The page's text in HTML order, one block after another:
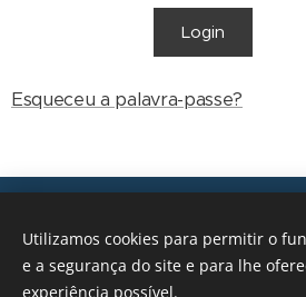
Login
Esqueceu a palavra-passe?
geral@transicoes.pt
Utilizamos cookies para permitir o
e a segurança do site e para lhe
experiência possível.